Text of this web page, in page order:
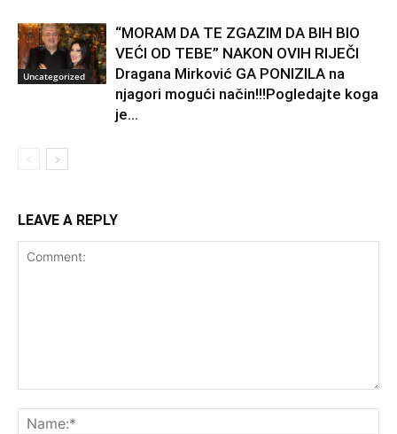
Uncategorized
“MORAM DA TE ZGAZIM DA BIH BIO
VEĆI OD TEBE” NAKON OVIH RIJEČI
Dragana Mirković GA PONIZILA na
njagori mogući način!!!Pogledajte koga
je...
LEAVE A REPLY